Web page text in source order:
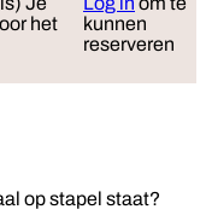
het
kunnen
reserveren
op stapel staat?